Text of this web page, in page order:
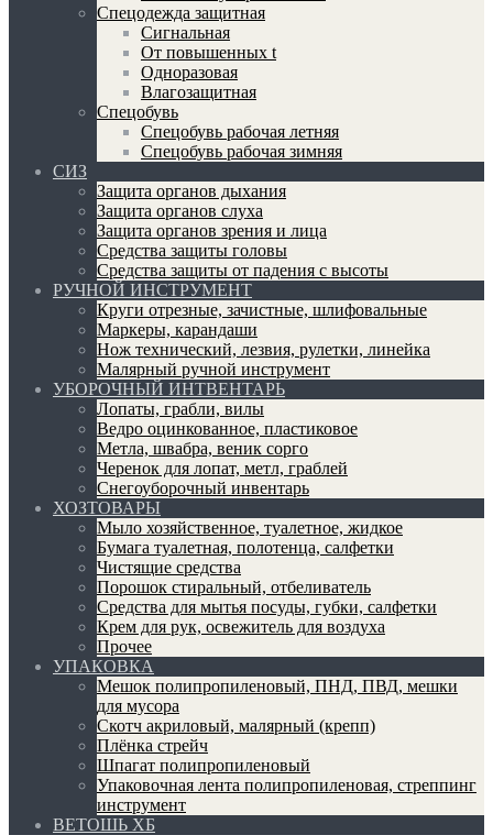
Спецодежда защитная
Сигнальная
От повышенных t
Одноразовая
Влагозащитная
Спецобувь
Спецобувь рабочая летняя
Спецобувь рабочая зимняя
СИЗ
Защита органов дыхания
Защита органов слуха
Защита органов зрения и лица
Средства защиты головы
Средства защиты от падения с высоты
РУЧНОЙ ИНСТРУМЕНТ
Круги отрезные, зачистные, шлифовальные
Маркеры, карандаши
Нож технический, лезвия, рулетки, линейка
Малярный ручной инструмент
УБОРОЧНЫЙ ИНТВЕНТАРЬ
Лопаты, грабли, вилы
Ведро оцинкованное, пластиковое
Метла, швабра, веник сорго
Черенок для лопат, метл, граблей
Снегоуборочный инвентарь
ХОЗТОВАРЫ
Мыло хозяйственное, туалетное, жидкое
Бумага туалетная, полотенца, салфетки
Чистящие средства
Порошок стиральный, отбеливатель
Средства для мытья посуды, губки, салфетки
Крем для рук, освежитель для воздуха
Прочее
УПАКОВКА
Мешок полипропиленовый, ПНД, ПВД, мешки
для мусора
Скотч акриловый, малярный (крепп)
Плёнка стрейч
Шпагат полипропиленовый
Упаковочная лента полипропиленовая, стреппинг
инструмент
ВЕТОШЬ ХБ